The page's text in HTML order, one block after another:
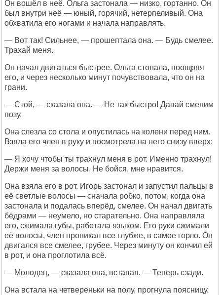
Он вошёл в неё. Ольга застонала — низко, гортанно. Он
был внутри неё — юный, горячий, нетерпеливый. Она
обхватила его ногами и начала направлять.
— Вот так! Сильнее, — прошептала она. — Будь смелее.
Трахай меня.
Он начал двигаться быстрее. Ольга стонала, поощряя
его, и через несколько минут почувствовала, что он на
грани.
— Стой, — сказала она. — Не так быстро! Давай сменим
позу.
Она слезла со стола и опустилась на колени перед ним.
Взяла его член в руку и посмотрела на него снизу вверх:
— Я хочу чтобы ты трахнул меня в рот. Именно трахнул!
Держи меня за волосы. Не бойся, мне нравится.
Она взяла его в рот. Игорь застонал и запустил пальцы в
её светлые волосы — сначала робко, потом, когда она
застонала и подалась вперёд, смелее. Он начал двигать
бёдрами — неумело, но старательно. Она направляла
его, сжимала губы, работала языком. Его руки сжимали
её волосы, член проникал все глубже, в самое горло. Он
двигался все смелее, грубее. Через минуту он кончил ей
в рот, и она проглотила всё.
— Молодец, — сказала она, вставая. — Теперь сзади.
Она встала на четвереньки на полу, прогнула поясницу.